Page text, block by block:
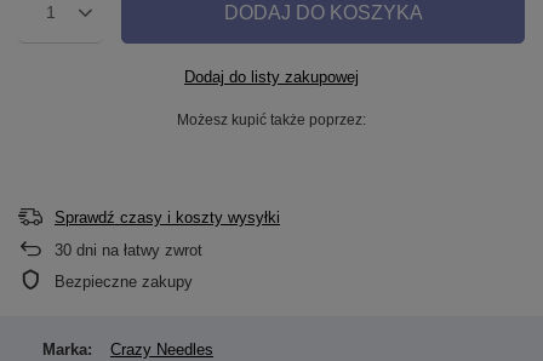
1 DODAJ DO KOSZYKA
Dodaj do listy zakupowej
Możesz kupić także poprzez:
Sprawdź czasy i koszty wysyłki
30 dni na łatwy zwrot
Bezpieczne zakupy
Marka: Crazy Needles